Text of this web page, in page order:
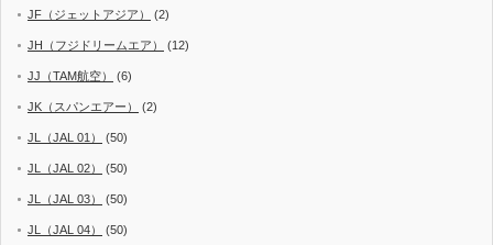
JF（ジェットアジア） (2)
JH（フジドリームエア） (12)
JJ（TAM航空） (6)
JK（スパンエアー） (2)
JL（JAL 01） (50)
JL（JAL 02） (50)
JL（JAL 03） (50)
JL（JAL 04） (50)